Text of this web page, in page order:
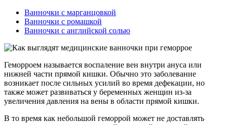
Ванночки с марганцовкой
Ванночки с ромашкой
Ванночки с английской солью
Геморроем называется воспаление вен внутри ануса или
нижней части прямой кишки. Обычно это заболевание
возникает после сильных усилий во время дефекации, но
также может развиваться у беременных женщин из-за
увеличения давления на вены в области прямой кишки.
В то время как небольшой геморрой может не доставлять